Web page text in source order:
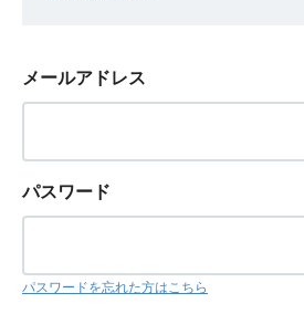
メールアドレス
パスワード
パスワードを忘れた方はこちら